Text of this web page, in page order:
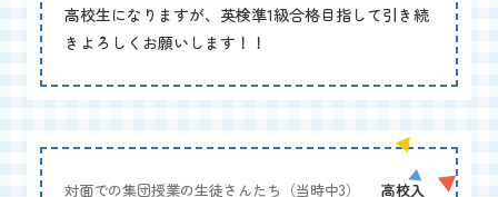
高校生になりますが、英検準1級合格目指して引き続
きよろしくお願いします！！
対面での集団授業の生徒さんたち（当時中3）
高校入